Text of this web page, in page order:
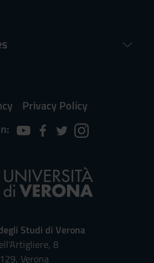
Privacy Policy
Studi di Verona
8
Verona